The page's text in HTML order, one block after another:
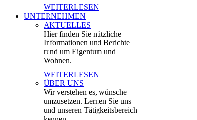
WEITERLESEN
UNTERNEHMEN
AKTUELLES
Hier finden Sie nützliche
Informationen und Berichte
rund um Eigentum und
Wohnen.
WEITERLESEN
ÜBER UNS
Wir verstehen es, wünsche
umzusetzen. Lernen Sie uns
und unseren Tätigkeitsbereich